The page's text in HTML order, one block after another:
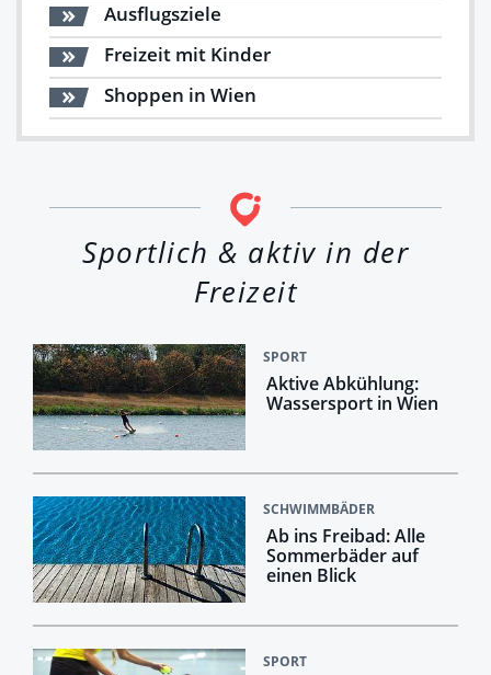
Ausflugsziele
Freizeit mit Kinder
Shoppen in Wien
Sportlich & aktiv in der
Freizeit
SPORT
Aktive Abkühlung:
Wassersport in Wien
SCHWIMMBÄDER
Ab ins Freibad: Alle
Sommerbäder auf
einen Blick
SPORT